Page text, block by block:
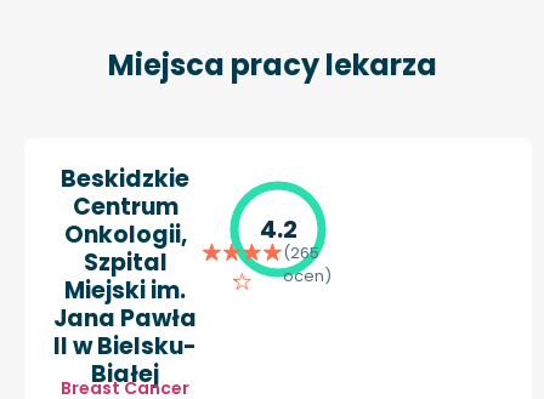
Miejsca pracy lekarza
Beskidzkie
Centrum
Onkologii,
Szpital
Miejski im.
Jana Pawła
II w Bielsku-
Białej
Breast Cancer
4.2
(265
ocen)